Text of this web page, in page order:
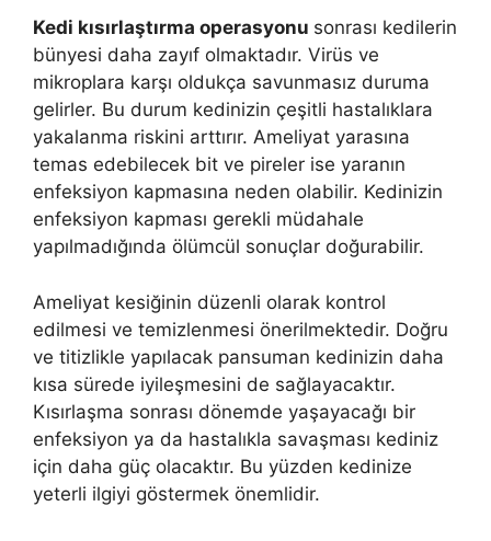
Kedi kısırlaştırma operasyonu sonrası kedilerin
bünyesi daha zayıf olmaktadır. Virüs ve
mikroplara karşı oldukça savunmasız duruma
gelirler. Bu durum kedinizin çeşitli hastalıklara
yakalanma riskini arttırır. Ameliyat yarasına
temas edebilecek bit ve pireler ise yaranın
enfeksiyon kapmasına neden olabilir. Kedinizin
enfeksiyon kapması gerekli müdahale
yapılmadığında ölümcül sonuçlar doğurabilir.
Ameliyat kesiğinin düzenli olarak kontrol
edilmesi ve temizlenmesi önerilmektedir. Doğru
ve titizlikle yapılacak pansuman kedinizin daha
kısa sürede iyileşmesini de sağlayacaktır.
Kısırlaşma sonrası dönemde yaşayacağı bir
enfeksiyon ya da hastalıkla savaşması kediniz
için daha güç olacaktır. Bu yüzden kedinize
yeterli ilgiyi göstermek önemlidir.